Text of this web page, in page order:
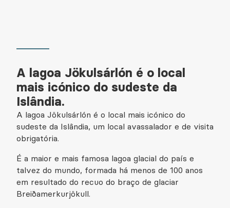
A lagoa Jökulsárlón é o local
mais icónico do sudeste da
Islândia.
A lagoa Jökulsárlón é o local mais icónico do
sudeste da Islândia, um local avassalador e de visita
obrigatória.
É a maior e mais famosa lagoa glacial do país e
talvez do mundo, formada há menos de 100 anos
em resultado do recuo do braço de glaciar
Breiðamerkurjökull.